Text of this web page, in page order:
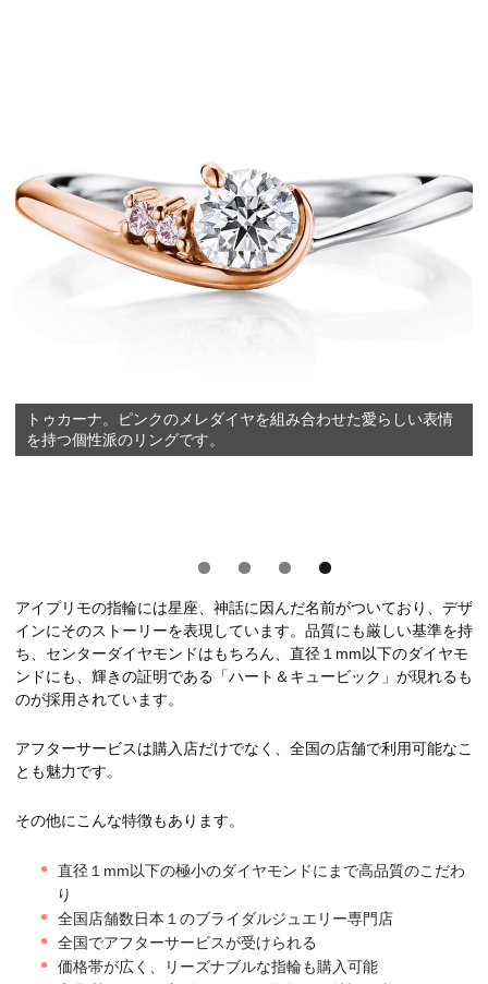
トゥカーナ。ピンクのメレダイヤを組み合わせた愛らしい表情
を持つ個性派のリングです。
アイプリモの指輪には星座、神話に因んだ名前がついており、デザ
インにそのストーリーを表現しています。品質にも厳しい基準を持
ち、センターダイヤモンドはもちろん、直径１mm以下のダイヤモ
ンドにも、輝きの証明である「ハート＆キュービック」が現れるも
のが採用されています。
アフターサービスは購入店だけでなく、全国の店舗で利用可能なこ
とも魅力です。
その他にこんな特徴もあります。
直径１mm以下の極小のダイヤモンドにまで高品質のこだわ
り
全国店舗数日本１のブライダルジュエリー専門店
全国でアフターサービスが受けられる
価格帯が広く、リーズナブルな指輪も購入可能